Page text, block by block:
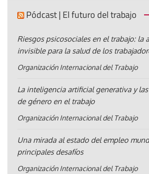
Pódcast | El futuro del trabajo
Riesgos psicosociales en el trabajo: la
invisible para la salud de los
Organización Internacional del Trabajo
La inteligencia artificial generativa y
de género en el trabajo
Organización Internacional del Trabajo
Una mirada al estado del empleo
principales desafíos
Organización Internacional del Trabajo